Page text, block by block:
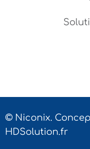
© Niconix.
HDSolution.fr